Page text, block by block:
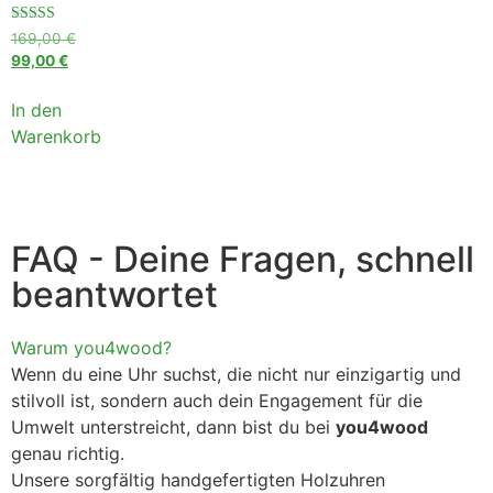
Bewertet
mit
4.75
169,00€
99,00€
In den
Warenkorb
FAQ - Deine Fragen, schnell
beantwortet
Warum you4wood?
Wenn du eine Uhr suchst, die nicht nur einzigartig und
stilvoll ist, sondern auch dein Engagement für die
Umwelt unterstreicht, dann bist du bei you4wood
genau richtig.
Unsere sorgfältig handgefertigten Holzuhren